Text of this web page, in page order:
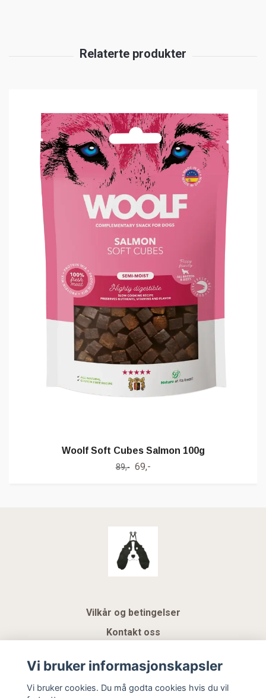
Woolf Soft Cubes Salmon 100g
89,- 69,-
Vilkår og betingelser
Kontakt oss
Gavekort
Vi bruker informasjonskapsler
Vi bruker cookies. Du må godta cookies hvis du vil